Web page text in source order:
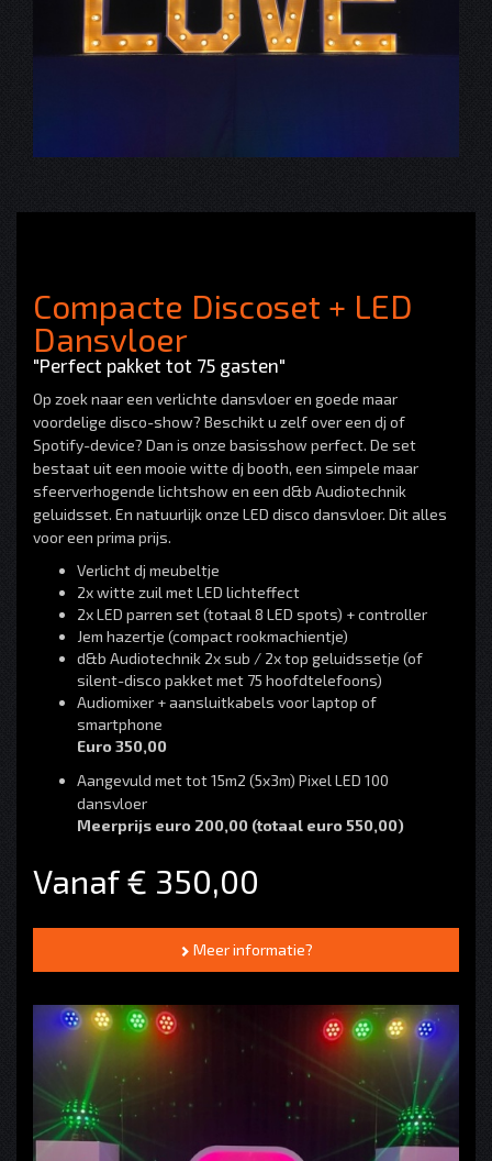
Compacte Discoset + LED
Dansvloer
"Perfect pakket tot 75 gasten"
Op zoek naar een verlichte dansvloer en goede maar
voordelige disco-show? Beschikt u zelf over een dj of
Spotify-device? Dan is onze basisshow perfect. De set
bestaat uit een mooie witte dj booth, een simpele maar
sfeerverhogende lichtshow en een d&b Audiotechnik
geluidsset. En natuurlijk onze LED disco dansvloer. Dit alles
voor een prima prijs.
Verlicht dj meubeltje
2x witte zuil met LED lichteffect
2x LED parren set (totaal 8 LED spots) + controller
Jem hazertje (compact rookmachientje)
d&b Audiotechnik 2x sub / 2x top geluidssetje (of
silent-disco pakket met 75 hoofdtelefoons)
Audiomixer + aansluitkabels voor laptop of
smartphone
Euro 350,00
Aangevuld met tot 15m2 (5x3m) Pixel LED 100
dansvloer
Meerprijs euro 200,00 (totaal euro 550,00)
Vanaf € 350,00
Meer informatie?